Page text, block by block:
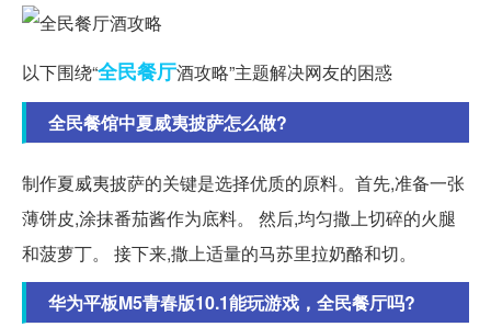
以下围绕“全民餐厅酒攻略”主题解决网友的困惑
全民餐馆中夏威夷披萨怎么做?
制作夏威夷披萨的关键是选择优质的原料。首先,准备一张
薄饼皮,涂抹番茄酱作为底料。 然后,均匀撒上切碎的火腿
和菠萝丁。 接下来,撒上适量的马苏里拉奶酪和切。
华为平板M5青春版10.1能玩游戏，全民餐厅吗?